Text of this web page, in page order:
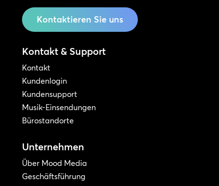
Kontaktieren Sie uns
Kontakt & Support
Kontakt
Kundenlogin
Kundensupport
Musik-Einsendungen
Bürostandorte
Unternehmen
Über Mood Media
Geschäftsführung